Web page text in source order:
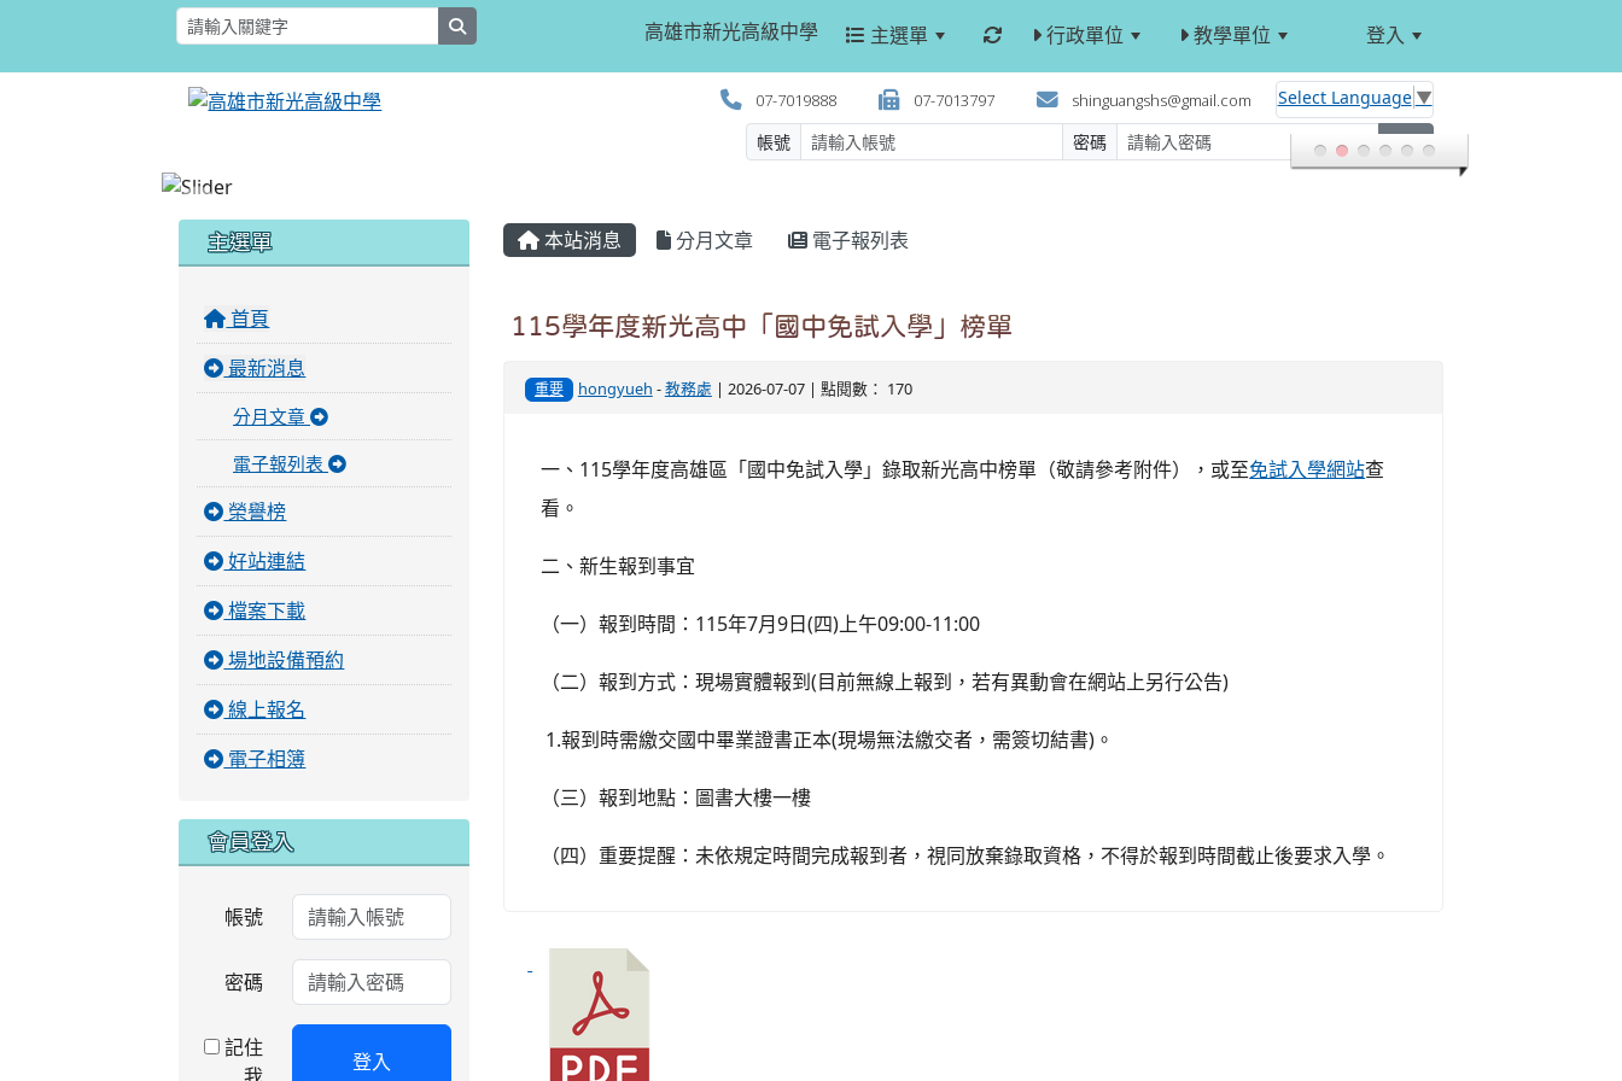
高雄市新光高級中學 主選單 行政單位 教學單位 登入
07-7019888 07-7013797 shinguangshs@gmail.com Select Language ▼
帳號
密碼 登入
本站消息 分月文章 電子報列表
115學年度新光高中「國中免試入學」榜單
重要 hongyueh -教務處 | 2026-07-07 | 點閱數： 170
一、115學年度高雄區「國中免試入學」錄取新光高中榜單（敬請參考附件），或至免試入學網站查
看。
二、新生報到事宜
（一）報到時間：115年7月9日(四)上午09:00-11:00
（二）報到方式：現場實體報到(目前無線上報到，若有異動會在網站上另行公告)
1.報到時需繳交國中畢業證書正本(現場無法繳交者，需簽切結書)。
（三）報到地點：圖書大樓一樓
（四）重要提醒：未依規定時間完成報到者，視同放棄錄取資格，不得於報到時間截止後要求入學。
主選單
首頁
最新消息
分月文章
電子報列表
榮譽榜
好站連結
檔案下載
場地設備預約
線上報名
電子相簿
會員登入
帳號
密碼
記住
登入